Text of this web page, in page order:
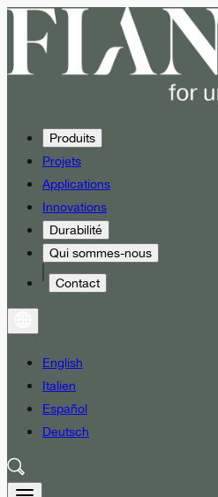
Produits
Projets
Applications
Innovations
Durabilité
Qui sommes-nous
Contact
English
Italien
Español
Deutsch